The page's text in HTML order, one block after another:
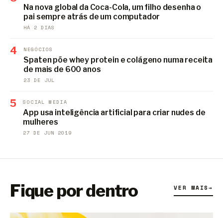
Na nova global da Coca-Cola, um filho desenha o
pai sempre atrás de um computador
HÁ 2 DIAS
4 NEGÓCIOS
Spaten põe whey protein e colágeno numa receita
de mais de 600 anos
23 DE JUL
5 SOCIAL MEDIA
App usa inteligência artificial para criar nudes de
mulheres
27 DE JUN 2019
Fique por dentro VER MAIS→